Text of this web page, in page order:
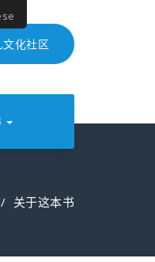
文化社区
关于这本书